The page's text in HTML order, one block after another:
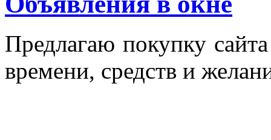
Пред­ла­гаю по­куп­ку
вре­мени, средств и